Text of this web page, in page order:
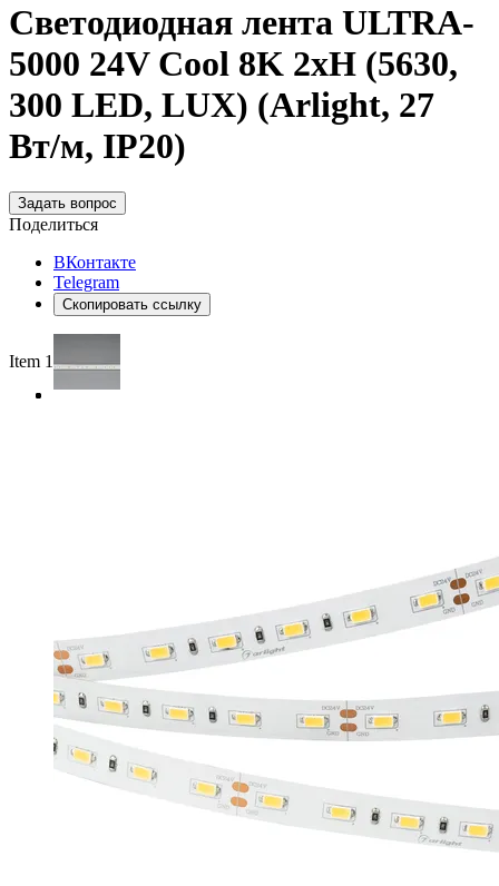
Светодиодная лента ULTRA-
5000 24V Cool 8K 2xH (5630,
300 LED, LUX) (Arlight, 27
Вт/м, IP20)
Задать вопрос
Поделиться
ВКонтакте
Telegram
Скопировать ссылку
Item 1 of 3